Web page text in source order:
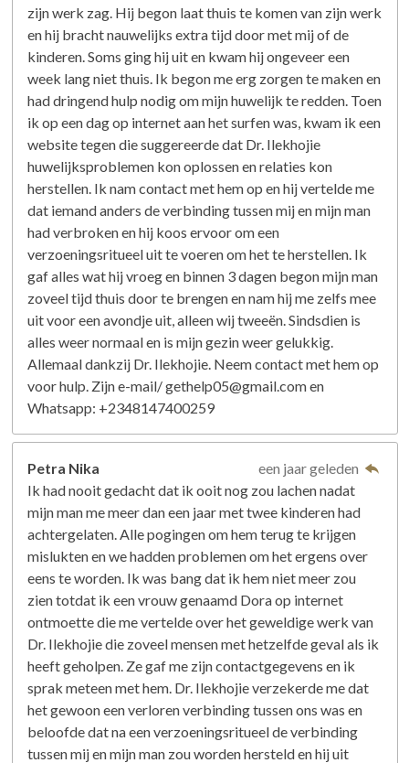
zijn werk zag. Hij begon laat thuis te komen van zijn werk
en hij bracht nauwelijks extra tijd door met mij of de
kinderen. Soms ging hij uit en kwam hij ongeveer een
week lang niet thuis. Ik begon me erg zorgen te maken en
had dringend hulp nodig om mijn huwelijk te redden. Toen
ik op een dag op internet aan het surfen was, kwam ik een
website tegen die suggereerde dat Dr. Ilekhojie
huwelijksproblemen kon oplossen en relaties kon
herstellen. Ik nam contact met hem op en hij vertelde me
dat iemand anders de verbinding tussen mij en mijn man
had verbroken en hij koos ervoor om een ​​
verzoeningsritueel uit te voeren om het te herstellen. Ik
gaf alles wat hij vroeg en binnen 3 dagen begon mijn man
zoveel tijd thuis door te brengen en nam hij me zelfs mee
uit voor een avondje uit, alleen wij tweeën. Sindsdien is
alles weer normaal en is mijn gezin weer gelukkig.
Allemaal dankzij Dr. Ilekhojie. Neem contact met hem op
voor hulp. Zijn e-mail/ gethelp05@gmail.com en
Whatsapp: +2348147400259
Petra Nika
een jaar geleden
Ik had nooit gedacht dat ik ooit nog zou lachen nadat
mijn man me meer dan een jaar met twee kinderen had
achtergelaten. Alle pogingen om hem terug te krijgen
mislukten en we hadden problemen om het ergens over
eens te worden. Ik was bang dat ik hem niet meer zou
zien totdat ik een vrouw genaamd Dora op internet
ontmoette die me vertelde over het geweldige werk van
Dr. Ilekhojie die zoveel mensen met hetzelfde geval als ik
heeft geholpen. Ze gaf me zijn contactgegevens en ik
sprak meteen met hem. Dr. Ilekhojie verzekerde me dat
het gewoon een verloren verbinding tussen ons was en
beloofde dat na een verzoeningsritueel de verbinding
tussen mij en mijn man zou worden hersteld en hij uit